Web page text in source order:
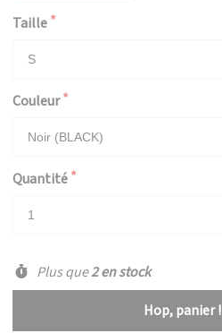
Taille
Couleur
Quantité
Plus que2 en stock
Hop, panier !